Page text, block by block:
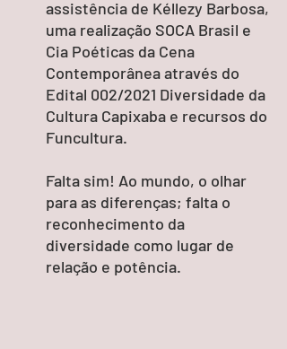
assistência de Kéllezy Barbosa,
uma realização SOCA Brasil e
Cia Poéticas da Cena
Contemporânea através do
Edital 002/2021 Diversidade da
Cultura Capixaba e recursos do
Funcultura.
Falta sim! Ao mundo, o olhar
para as diferenças; falta o
reconhecimento da
diversidade como lugar de
relação e potência.